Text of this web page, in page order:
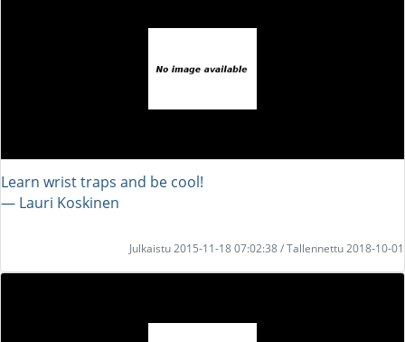
Learn wrist traps and be cool!
― Lauri Koskinen
Julkaistu 2015-11-18 07:02:38 / Tallennettu 2018-10-01